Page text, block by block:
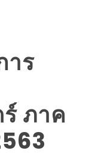
าร
ภาค